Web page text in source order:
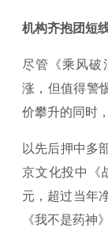
机构齐抱团短
尽管《乘风破
涨，但值得警
价攀升的同时
以先后押中多
京文化投中《
元，超过当年
《我不是药神